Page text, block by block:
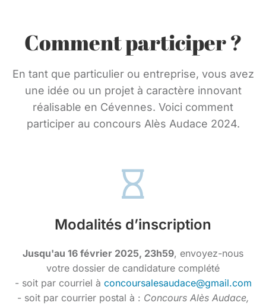
Comment participer ?
En tant que particulier ou entreprise, vous avez
une idée ou un projet à caractère innovant
réalisable en Cévennes. Voici comment
participer au concours Alès Audace 2024.
Modalités d’inscription
Jusqu'au 16 février 2025, 23h59, envoyez-nous
votre dossier de candidature complété
- soit par courriel à concoursalesaudace@gmail.com
- soit par courrier postal à : Concours Alès Audace,